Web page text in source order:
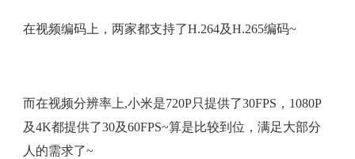
在视频编码上，两家都支持了H.264及H.265编码~
而在视频分辨率上,小米是720P只提供了30FPS，1080P
及4K都提供了30及60FPS~算是比较到位，满足大部分
人的需求了~